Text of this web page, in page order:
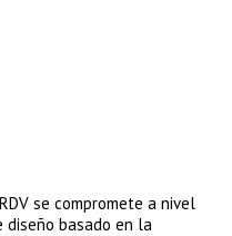
se compromete a nivel
diseño basado en la